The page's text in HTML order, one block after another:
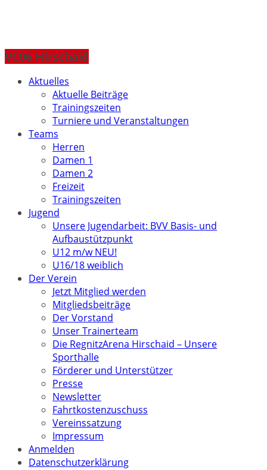
VC06 Hirschaid
Aktuelles
Aktuelle Beiträge
Trainingszeiten
Turniere und Veranstaltungen
Teams
Herren
Damen 1
Damen 2
Freizeit
Trainingszeiten
Jugend
Unsere Jugendarbeit: BVV Basis- und
Aufbaustützpunkt
U12 m/w NEU!
U16/18 weiblich
Der Verein
Jetzt Mitglied werden
Mitgliedsbeiträge
Der Vorstand
Unser Trainerteam
Die RegnitzArena Hirschaid – Unsere
Sporthalle
Förderer und Unterstützer
Presse
Newsletter
Fahrtkostenzuschuss
Vereinssatzung
Impressum
Anmelden
Datenschutzerklärung